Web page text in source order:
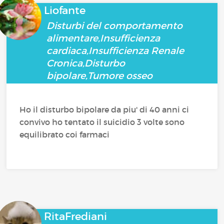
Liofante
Disturbi del comportamento
alimentare,Insufficienza
cardiaca,Insufficienza Renale
Cronica,Disturbo
bipolare,Tumore osseo
Ho il disturbo bipolare da piu' di 40 anni ci
convivo ho tentato il suicidio 3 volte sono
equilibrato coi farmaci
RitaFrediani